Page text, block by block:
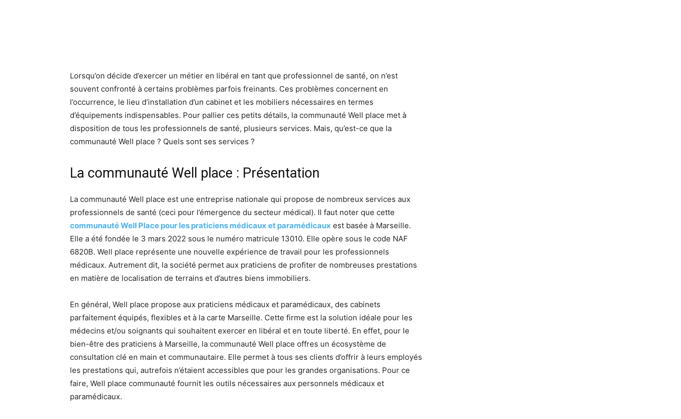
Lorsqu’on décide d’exercer un métier en libéral en tant que professionnel de santé, on n’est
souvent confronté à certains problèmes parfois freinants. Ces problèmes concernent en
l’occurrence, le lieu d’installation d’un cabinet et les mobiliers nécessaires en termes
d’équipements indispensables. Pour pallier ces petits détails, la communauté Well place met à
disposition de tous les professionnels de santé, plusieurs services. Mais, qu’est-ce que la
communauté Well place ? Quels sont ses services ?
La communauté Well place : Présentation
La communauté Well place est une entreprise nationale qui propose de nombreux services aux
professionnels de santé (ceci pour l’émergence du secteur médical). Il faut noter que cette
communauté Well Place pour les praticiens médicaux et paramédicaux est basée à Marseille.
Elle a été fondée le 3 mars 2022 sous le numéro matricule 13010. Elle opère sous le code NAF
6820B. Well place représente une nouvelle expérience de travail pour les professionnels
médicaux. Autrement dit, la société permet aux praticiens de profiter de nombreuses prestations
en matière de localisation de terrains et d’autres biens immobiliers.
En général, Well place propose aux praticiens médicaux et paramédicaux, des cabinets
parfaitement équipés, flexibles et à la carte Marseille. Cette firme est la solution idéale pour les
médecins et/ou soignants qui souhaitent exercer en libéral et en toute liberté. En effet, pour le
bien-être des praticiens à Marseille, la communauté Well place offres un écosystème de
consultation clé en main et communautaire. Elle permet à tous ses clients d’offrir à leurs employés
les prestations qui, autrefois n’étaient accessibles que pour les grandes organisations. Pour ce
faire, Well place communauté fournit les outils nécessaires aux personnels médicaux et
paramédicaux.